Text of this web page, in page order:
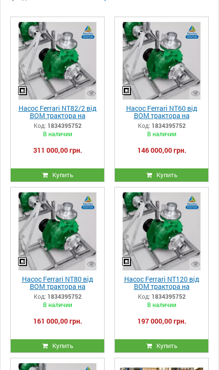
Насос Ferrari NT82/2 від
ВОМ трактора на
оцинкованій рамі,
підключаються до
трактора потужністю від
продуктивність 1000-
Код: 1834395752
В наличии
311 000,00 грн.
Купить
Насос Ferrari NT60 від
ВОМ трактора на
оцинкованій рамі,
підключаються до
трактора потужністю від
продуктивність 600-
Код: 1834395752
В наличии
146 000,00 грн.
Купить
Насос Ferrari NT80 від
ВОМ трактора на
оцинкованій рамі,
підключаються до
трактора потужністю від
продуктивність 1000-
Код: 1834395752
В наличии
161 000,00 грн.
Купить
Насос Ferrari NT120 від
ВОМ трактора на
оцинкованій рамі,
підключаються до
трактора потужністю від
продуктивність 800-
Код: 1834395752
В наличии
197 000,00 грн.
Купить